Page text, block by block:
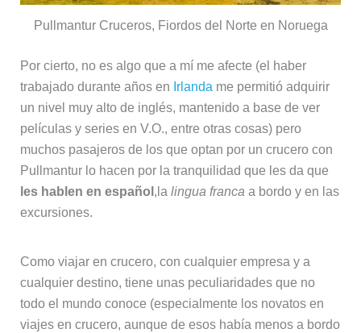
Pullmantur Cruceros, Fiordos del Norte en Noruega
Por cierto, no es algo que a mí me afecte (el haber
trabajado durante años en Irlanda me permitió adquirir
un nivel muy alto de inglés, mantenido a base de ver
películas y series en V.O., entre otras cosas) pero
muchos pasajeros de los que optan por un crucero con
Pullmantur lo hacen por la tranquilidad que les da que
les hablen en español ,la lingua franca a bordo y en las
excursiones.
Como viajar en crucero, con cualquier empresa y a
cualquier destino, tiene unas peculiaridades que no
todo el mundo conoce (especialmente los novatos en
viajes en crucero, aunque de esos había menos a bordo